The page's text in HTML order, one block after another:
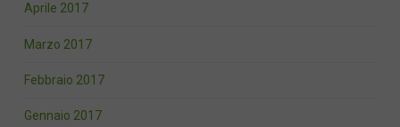
Aprile 2017
Marzo 2017
Febbraio 2017
Gennaio 2017